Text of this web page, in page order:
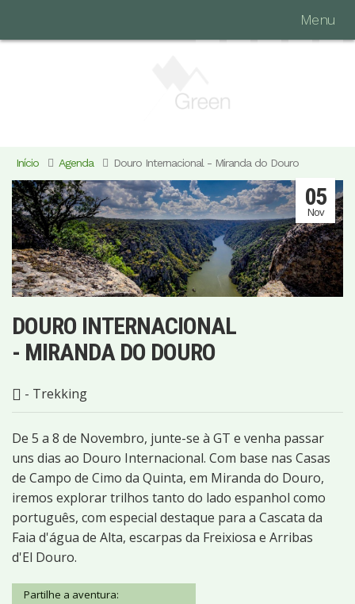
Menu
Início Agenda Douro Internacional - Miranda do Douro
DOURO INTERNACIONAL
- MIRANDA DO DOURO
05
Nov
- Trekking
De 5 a 8 de Novembro, junte-se à GT e venha passar
uns dias ao Douro Internacional. Com base nas Casas
de Campo de Cimo da Quinta, em Miranda do Douro,
iremos explorar trilhos tanto do lado espanhol como
português, com especial destaque para a Cascata da
Faia d'água de Alta, escarpas da Freixiosa e Arribas
d'El Douro.
Partilhe a aventura: